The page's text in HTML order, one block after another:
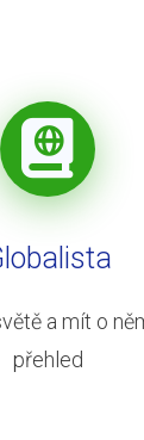
a mít o
přehled